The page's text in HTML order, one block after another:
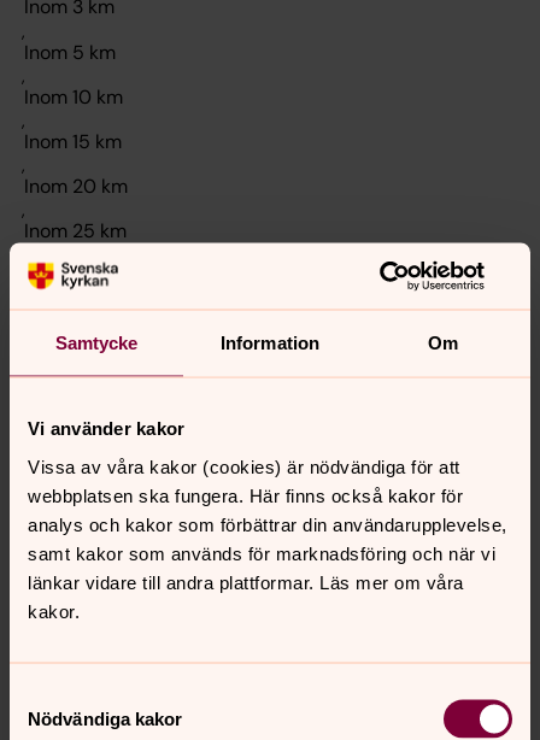
Samtycke Information Om
Vi använder kakor
Vissa av våra kakor (cookies) är nödvändiga för att
webbplatsen ska fungera. Här finns också kakor för
analys och kakor som förbättrar din användarupplevelse,
samt kakor som används för marknadsföring och när vi
länkar vidare till andra plattformar. Läs mer om våra
kakor.
Nödvändiga kakor
,
,
,
,
,
Filtrera
Prova gärna att lägga till ett sökord eller välj någon av